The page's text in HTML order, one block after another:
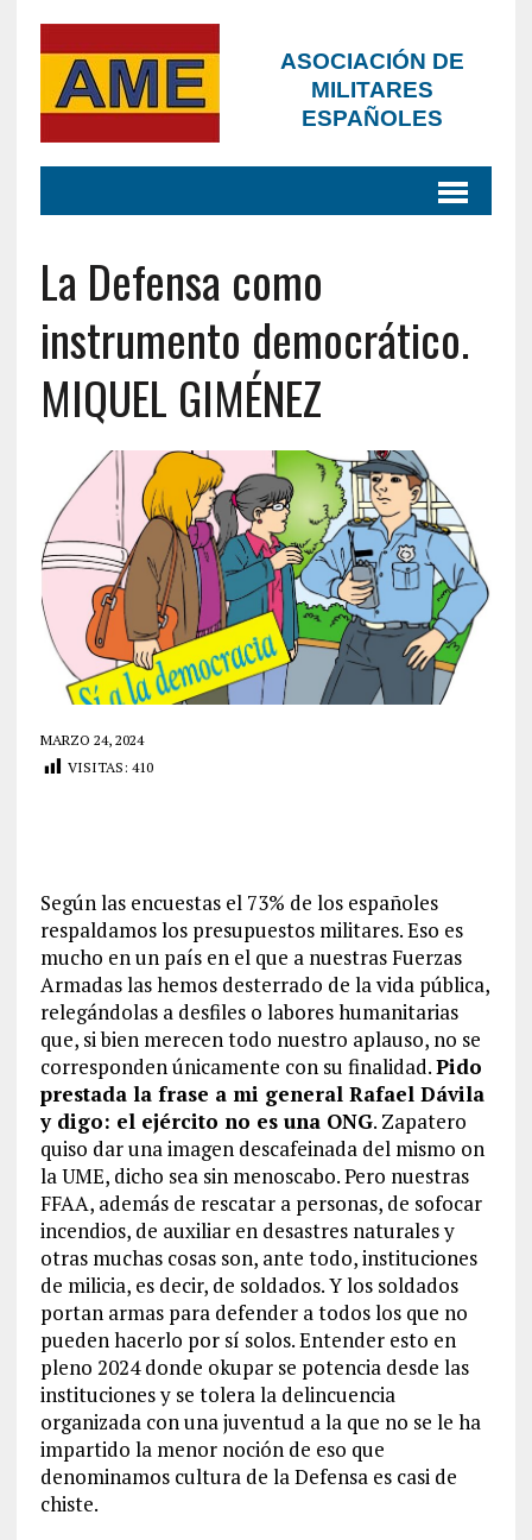
ASOCIACIÓN DE
MILITARES
ESPAÑOLES
La Defensa como
instrumento democrático.
MIQUEL GIMÉNEZ
MARZO 24, 2024
VISITAS: 410
Según las encuestas el 73% de los españoles
respaldamos los presupuestos militares. Eso es
mucho en un país en el que a nuestras Fuerzas
Armadas las hemos desterrado de la vida pública,
relegándolas a desfiles o labores humanitarias
que, si bien merecen todo nuestro aplauso, no se
corresponden únicamente con su finalidad.Pido
prestada la frase a mi general Rafael Dávila
y digo: el ejército no es una ONG. Zapatero
quiso dar una imagen descafeinada del mismo on
la UME, dicho sea sin menoscabo. Pero nuestras
FFAA, además de rescatar a personas, de sofocar
incendios, de auxiliar en desastres naturales y
otras muchas cosas son, ante todo, instituciones
de milicia, es decir, de soldados. Y los soldados
portan armas para defender a todos los que no
pueden hacerlo por sí solos. Entender esto en
pleno 2024 donde okupar se potencia desde las
instituciones y se tolera la delincuencia
organizada con una juventud a la que no se le ha
impartido la menor noción de eso que
denominamos cultura de la Defensa es casi de
chiste.